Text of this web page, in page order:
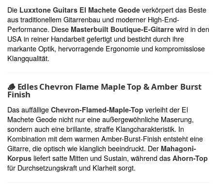
Die Luxxtone Guitars El Machete Geode verkörpert das Beste
aus traditionellem Gitarrenbau und moderner High-End-
Performance. Diese Masterbuilt Boutique-E-Gitarre wird in den
USA in reiner Handarbeit gefertigt und besticht durch ihre
markante Optik, hervorragende Ergonomie und kompromisslose
Klangqualität.
🪵 Edles Chevron Flame Maple Top & Amber Burst
Finish
Das auffällige Chevron-Flamed-Maple-Top verleiht der El
Machete Geode nicht nur eine außergewöhnliche Maserung,
sondern auch eine brillante, straffe Klangcharakteristik. In
Kombination mit dem warmen Amber-Burst-Finish entsteht eine
Gitarre, die optisch wie klanglich beeindruckt. Der Mahagoni-
Korpus liefert satte Mitten und Sustain, während das Ahorn-Top
für Durchsetzungskraft und Klarheit sorgt.